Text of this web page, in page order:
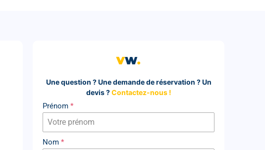
Une question ? Une demande de réservation ? Un
devis ?Contactez-nous !
Prénom*
Nom*